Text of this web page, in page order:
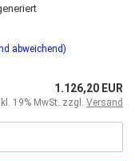
abweichend)
1.126,20 EUR
19% MwSt. zzgl. Versand